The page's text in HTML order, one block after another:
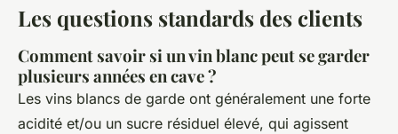
Les questions standards des clients
Comment savoir si un vin blanc peut se garder
plusieurs années en cave ?
Les vins blancs de garde ont généralement une forte
acidité et/ou un sucre résiduel élevé, qui agissent